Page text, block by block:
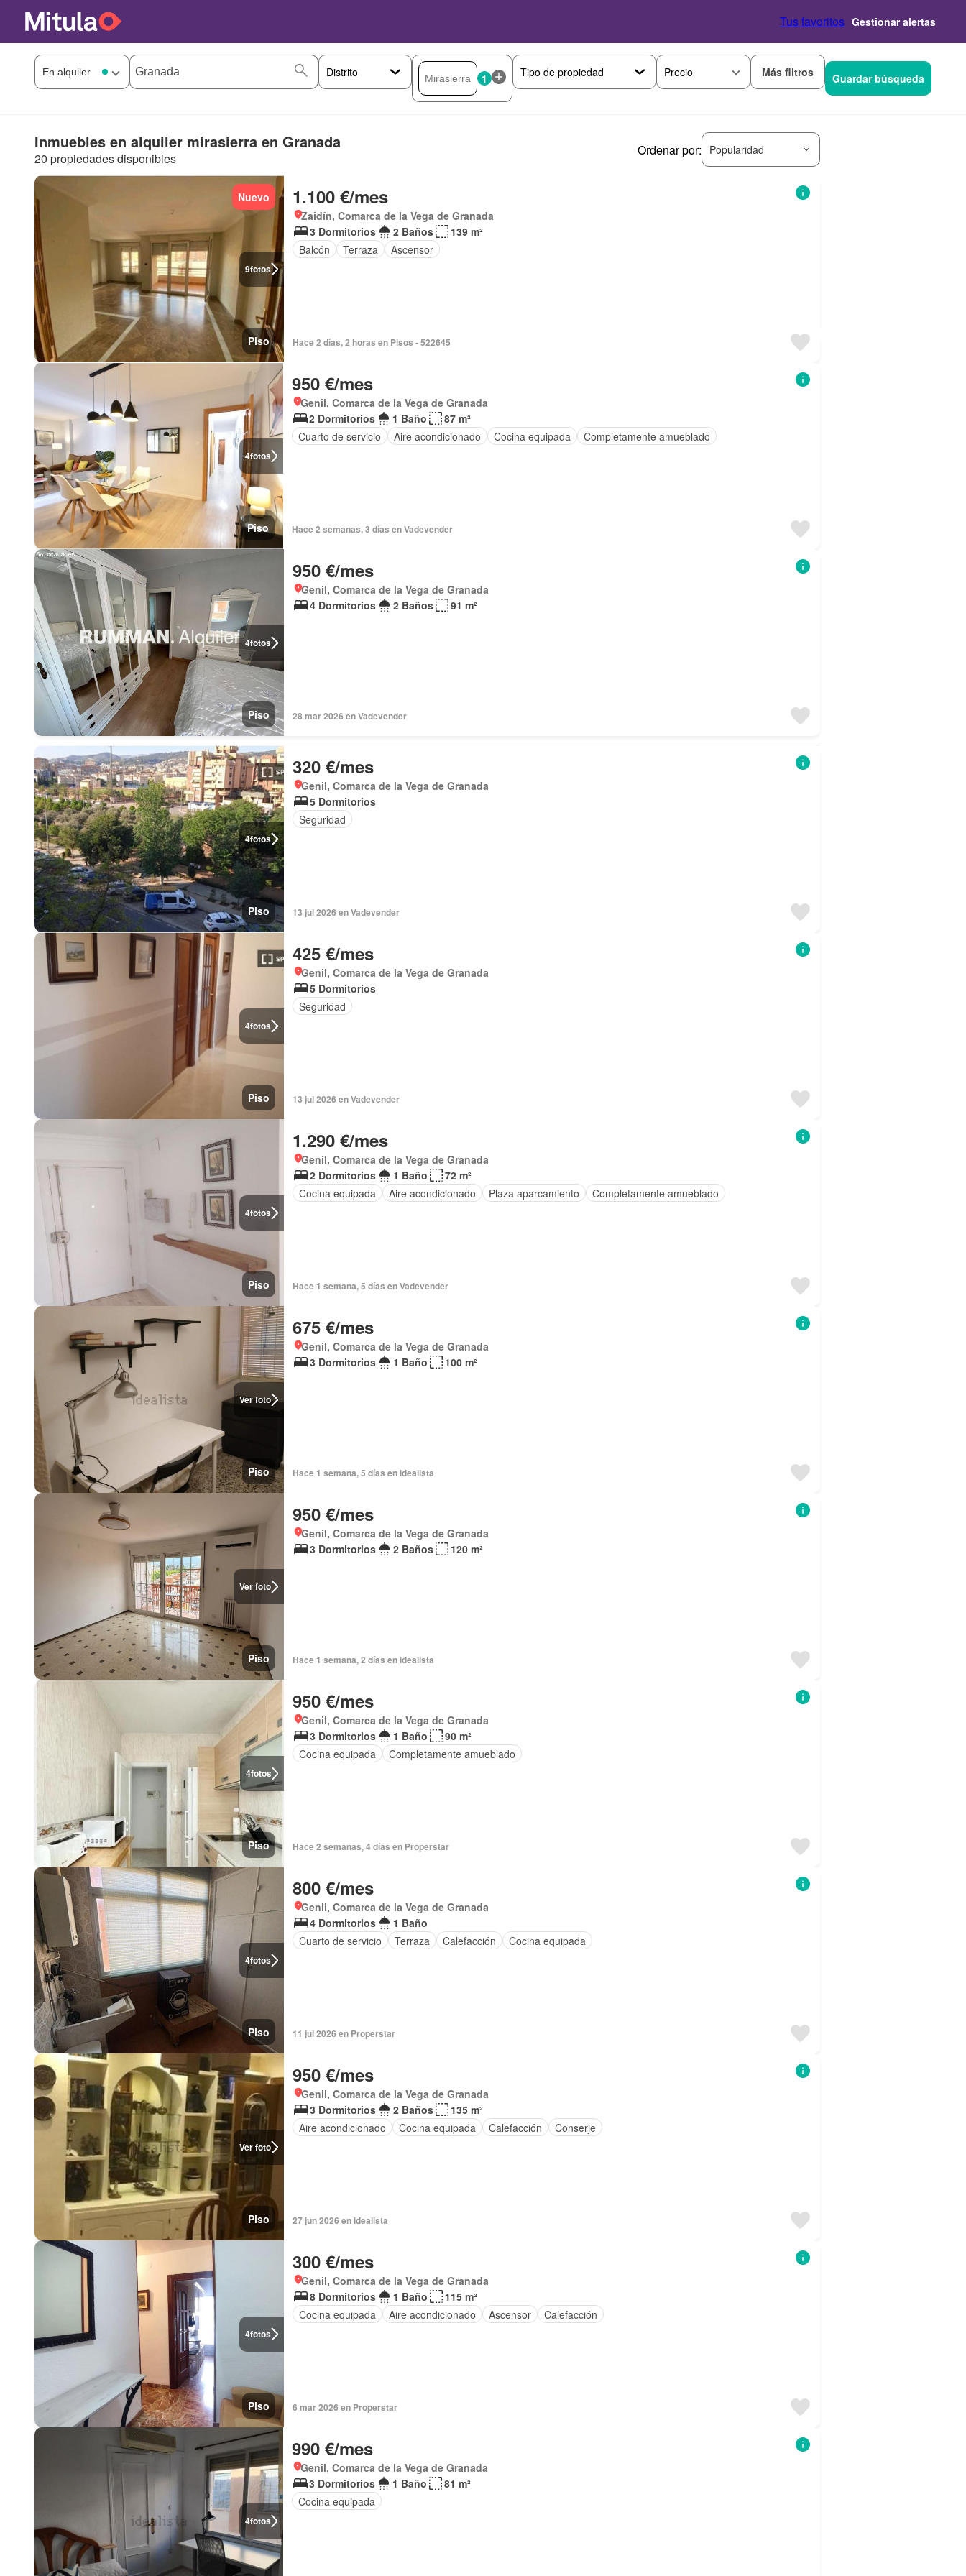
Tus favoritos Gestionar alertas
1 Precio Más filtros Guardar búsqueda
Inmuebles en alquiler mirasierra en Granada
20 propiedades disponibles
Ordenar por: Popularidad
9fotos
Nuevo
Piso
1.100 €/mes
Zaidín, Comarca de la Vega de Granada
3 Dormitorios
2 Baños
139 m²
Balcón
Terraza Ascensor
Hace 2 días, 2 horas en Pisos - 522645
4fotos
Piso
950 €/mes
Genil, Comarca de la Vega de Granada
2 Dormitorios
1 Baño
87 m²
Cuarto de servicio
Aire acondicionado Cocina equipada Completamente amueblado
Hace 2 semanas, 3 días en Vadevender
4fotos
Piso
950 €/mes
Genil, Comarca de la Vega de Granada
4 Dormitorios
2 Baños 91 m²
28 mar 2026 en Vadevender
4fotos
Piso
320 €/mes
Genil, Comarca de la Vega de Granada
5 Dormitorios
Seguridad
13 jul 2026 en Vadevender
4fotos
Piso
425 €/mes
Genil, Comarca de la Vega de Granada
5 Dormitorios
Seguridad
13 jul 2026 en Vadevender
4fotos
Piso
1.290 €/mes
Genil, Comarca de la Vega de Granada
2 Dormitorios
1 Baño
72 m²
Cocina equipada
Aire acondicionado Plaza aparcamiento Completamente amueblado
Hace 1 semana, 5 días en Vadevender
Ver foto
Piso
675 €/mes
Genil, Comarca de la Vega de Granada
3 Dormitorios
1 Baño 100 m²
Hace 1 semana, 5 días en idealista
Ver foto
Piso
950 €/mes
Genil, Comarca de la Vega de Granada
3 Dormitorios
2 Baños 120 m²
Hace 1 semana, 2 días en idealista
4fotos
Piso
950 €/mes
Genil, Comarca de la Vega de Granada
3 Dormitorios
1 Baño
90 m²
Cocina equipada
Completamente amueblado
Hace 2 semanas, 4 días en Properstar
4fotos
Piso
800 €/mes
Genil, Comarca de la Vega de Granada
4 Dormitorios
1 Baño
Cuarto de servicio
Terraza Calefacción Cocina equipada
11 jul 2026 en Properstar
Ver foto
Piso
950 €/mes
Genil, Comarca de la Vega de Granada
3 Dormitorios
2 Baños
135 m²
Aire acondicionado
Cocina equipada Calefacción Conserje
27 jun 2026 en idealista
4fotos
Piso
300 €/mes
Genil, Comarca de la Vega de Granada
8 Dormitorios
1 Baño
115 m²
Cocina equipada
Aire acondicionado Ascensor Calefacción
6 mar 2026 en Properstar
4fotos
990 €/mes
Genil, Comarca de la Vega de Granada
3 Dormitorios
1 Baño
81 m²
Cocina equipada